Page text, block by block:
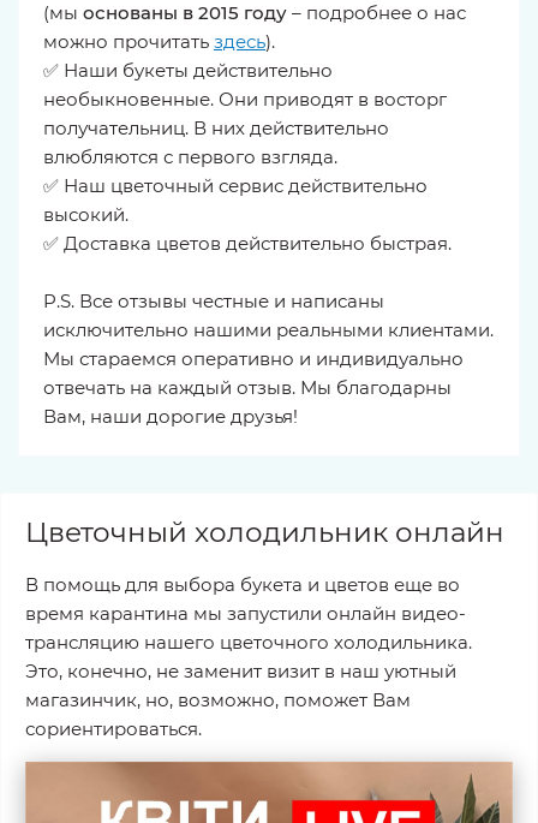
(мы основаны в 2015 году – подробнее о нас
можно прочитать здесь).
✅ Наши букеты действительно
необыкновенные. Они приводят в восторг
получательниц. В них действительно
влюбляются с первого взгляда.
✅ Наш цветочный сервис действительно
высокий.
✅ Доставка цветов действительно быстрая.
P.S. Все отзывы честные и написаны
исключительно нашими реальными клиентами.
Мы стараемся оперативно и индивидуально
отвечать на каждый отзыв. Мы благодарны
Вам, наши дорогие друзья!
Цветочный холодильник онлайн
В помощь для выбора букета и цветов еще во
время карантина мы запустили онлайн видео-
трансляцию нашего цветочного холодильника.
Это, конечно, не заменит визит в наш уютный
магазинчик, но, возможно, поможет Вам
сориентироваться.